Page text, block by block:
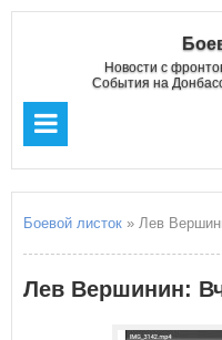
Новости с
События на
Боевой листок » Лев
Лев Вершинин: